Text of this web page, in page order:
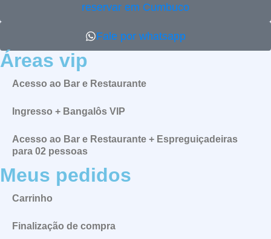
reservar em Cumbuco
Fale por whatsapp
Áreas vip
Acesso ao Bar e Restaurante
Ingresso + Bangalôs VIP
Acesso ao Bar e Restaurante + Espreguiçadeiras
para 02 pessoas
Meus pedidos
Carrinho
Finalização de compra